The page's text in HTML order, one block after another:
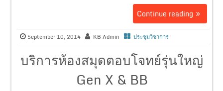
Continue reading
September 10, 2014 KB Admin ประชุมวิชาการ
บริการห้องสมุดตอบโจทย์รุ่นใหญ่
Gen X & BB